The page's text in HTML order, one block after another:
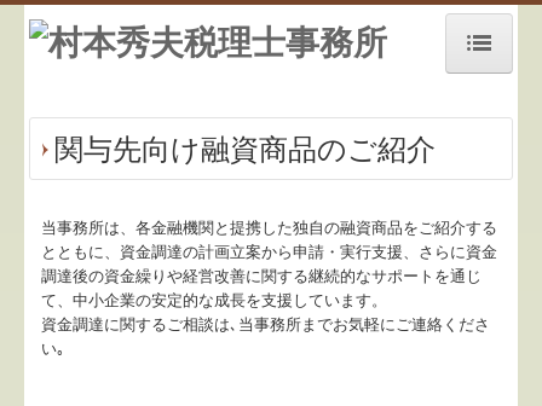
お知らせ
経営理念
交通案内
関与先向け融資商品のご紹介
当事務所は、各金融機関と提携した独自の融資商品をご紹介する
とともに、資金調達の計画立案から申請・実行支援、さらに資金
調達後の資金繰りや経営改善に関する継続的なサポートを通じ
て、中小企業の安定的な成長を支援しています。
資金調達に関するご相談は､当事務所までお気軽にご連絡くださ
い｡